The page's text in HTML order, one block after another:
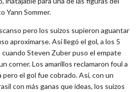
Yann Sommer.
pero los suizos supieron aguantar
aproximarse. Así llegó el gol, a los 5
Steven Zuber puso el empate
corner. Los amarillos reclamaron foul a
pero el gol fue cobrado. Así, con un
con más ganas que ideas, los suizos